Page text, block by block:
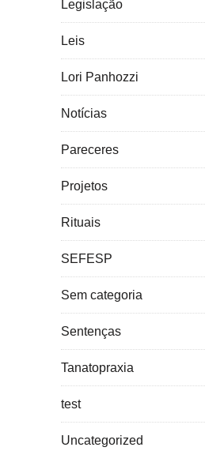
Legislação
Leis
Lori Panhozzi
Notícias
Pareceres
Projetos
Rituais
SEFESP
Sem categoria
Sentenças
Tanatopraxia
test
Uncategorized